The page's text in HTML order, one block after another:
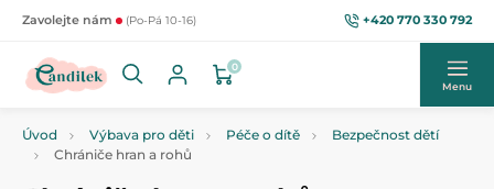
Zavolejte nám (Po-Pá 10-16) +420 770 330 792
0
Menu
Úvod Výbava pro děti Péče o dítě
Bezpečnost dětí
Chrániče hran a rohů